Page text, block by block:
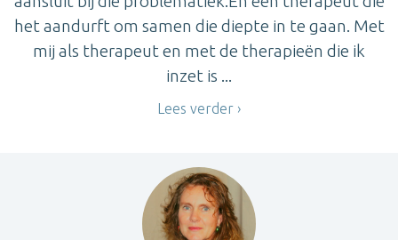
het aandurft om samen die diepte in te gaan. Met
mij als therapeut en met de therapieën die ik
inzet is ...
Lees verder